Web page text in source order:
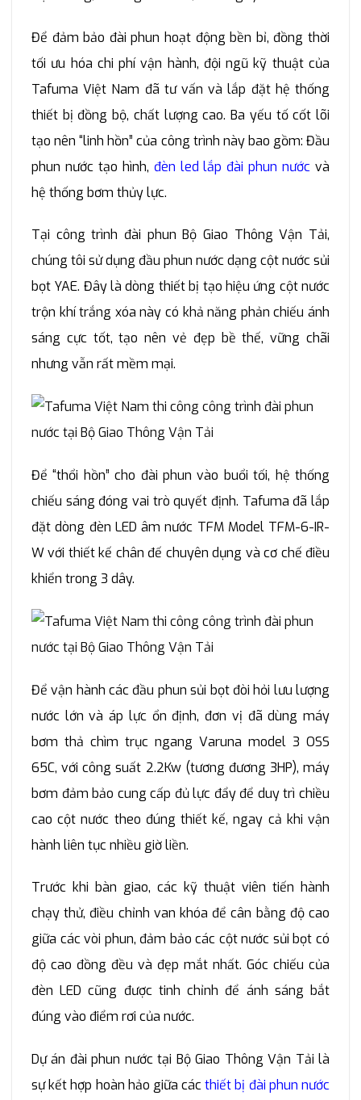
Để đảm bảo đài phun hoạt động bền bỉ, đồng thời
tối ưu hóa chi phí vận hành, đội ngũ kỹ thuật của
Tafuma Việt Nam đã tư vấn và lắp đặt hệ thống
thiết bị đồng bộ, chất lượng cao. Ba yếu tố cốt lõi
tạo nên “linh hồn” của công trình này bao gồm: Đầu
phun nước tạo hình, đèn led lắp đài phun nước và
hệ thống bơm thủy lực.
Tại công trình đài phun Bộ Giao Thông Vận Tải,
chúng tôi sử dụng đầu phun nước dạng cột nước sủi
bọt YAE. Đây là dòng thiết bị tạo hiệu ứng cột nước
trộn khí trắng xóa này có khả năng phản chiếu ánh
sáng cực tốt, tạo nên vẻ đẹp bề thế, vững chãi
nhưng vẫn rất mềm mại.
Để “thổi hồn” cho đài phun vào buổi tối, hệ thống
chiếu sáng đóng vai trò quyết định. Tafuma đã lắp
đặt dòng đèn LED âm nước TFM Model TFM-6-IR-
W với thiết kế chân đế chuyên dụng và cơ chế điều
khiển trong 3 dây.
Để vận hành các đầu phun sủi bọt đòi hỏi lưu lượng
nước lớn và áp lực ổn định, đơn vị đã dùng máy
bơm thả chìm trục ngang Varuna model 3 OSS
65C, với công suất 2.2Kw (tương đương 3HP), máy
bơm đảm bảo cung cấp đủ lực đẩy để duy trì chiều
cao cột nước theo đúng thiết kế, ngay cả khi vận
hành liên tục nhiều giờ liền.
Trước khi bàn giao, các kỹ thuật viên tiến hành
chạy thử, điều chỉnh van khóa để cân bằng độ cao
giữa các vòi phun, đảm bảo các cột nước sủi bọt có
độ cao đồng đều và đẹp mắt nhất. Góc chiếu của
đèn LED cũng được tinh chỉnh để ánh sáng bắt
đúng vào điểm rơi của nước.
Dự án đài phun nước tại Bộ Giao Thông Vận Tải là
sự kết hợp hoàn hảo giữa cácthiết bị đài phun nước